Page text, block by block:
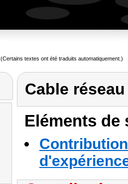
(Certains textes ont été traduits automatiquement.)
Cable
Eléments